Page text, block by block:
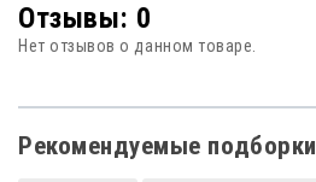
Отзывы: 0
Нет отзывов о данном товаре.
Рекомендуемые подборки